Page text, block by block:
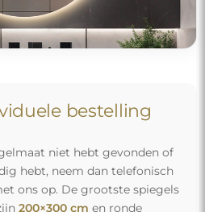
bestelling
niet hebt gevonden of
hebt, neem dan telefonisch
ons op. De grootste spiegels
200×300 cm en ronde